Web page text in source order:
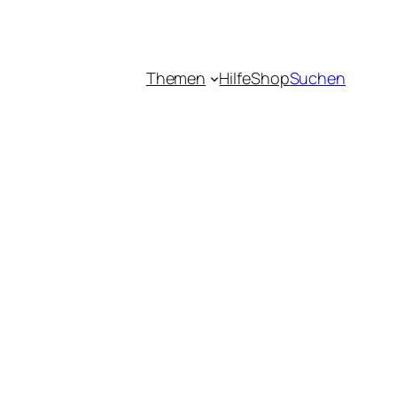
Themen HilfeShopSuchen